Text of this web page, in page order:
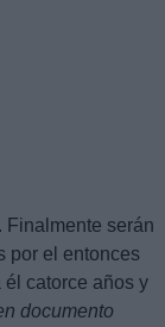
Finalmente serán
por el entonces
catorce años y
documento